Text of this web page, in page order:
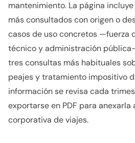
mantenimiento. La página
más consultados con origen o
casos de uso concretos —fuerza
técnico y administración
tres consultas más habituales
peajes y tratamiento impositivo
información se revisa cada
exportarse en PDF para anexarla
corporativa de viajes.